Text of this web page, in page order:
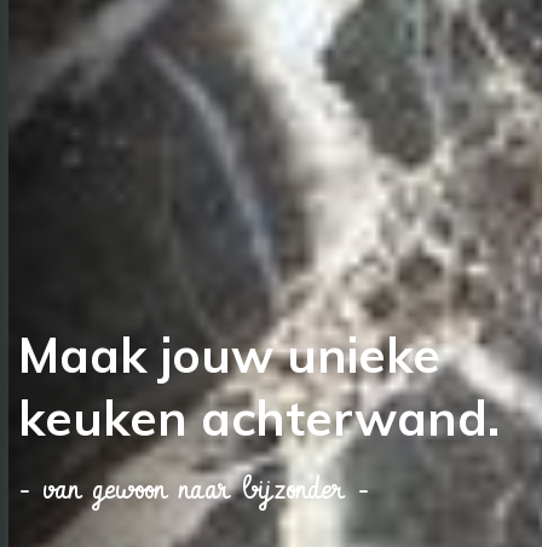
Maak jouw unieke
keuken achterwand.
- van gewoon naar bijzonder -